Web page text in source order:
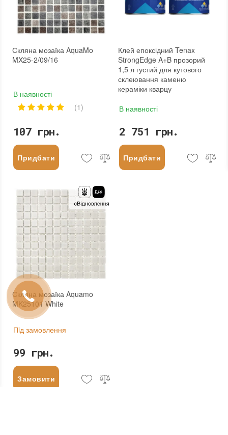
Скляна мозаїка AquaMo
MX25-2/09/16
В наявності
(1)
107 грн.
Придбати
Клей епоксідний Tenax
StrongEdge A+B прозорий
1,5 л густий для кутового
склеювання каменю
кераміки кварцу
В наявності
2 751 грн.
Придбати
Скляна мозаїка Aquamo
MK25101 White
Пiд замовлення
99 грн.
Замовити